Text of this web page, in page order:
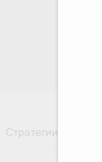
Стратегии